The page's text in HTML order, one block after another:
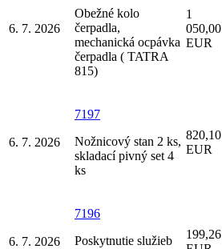
6. 7. 2026
Obežné kolo
čerpadla,
mechanická ocpávka
čerpadla ( TATRA
815)
1
050,00
EUR
6. 7. 2026
7197
Nožnicový stan 2 ks,
skladací pivný set 4
ks
820,10
EUR
6. 7. 2026
7196
Poskytnutie služieb
199,26